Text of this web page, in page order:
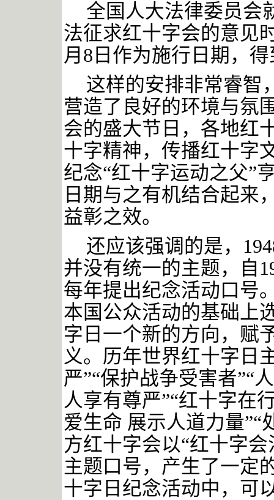
全国人大法律委员会
法征求红十字会的意见
月8日作为施行日期，
这样的安排非常睿智
营造了良好的环境与氛
会的盛大节日，各地红
十字精神，传播红十字
纪念“红十字运动之父”
日期与之有机结合起来
益彰之效。
还应该强调的是，
并没有统一的主题，自
每年提出纪念活动口号
本国公众活动的基础上
字日一个新的方向，赋
义。历年世界红十字日
严”“保护战争受害者
人享有尊严”“红十字
爱生命 展示人道力量”“
方红十字会以“红十字
主题口号，产生了一定
十字日纪念活动中，可